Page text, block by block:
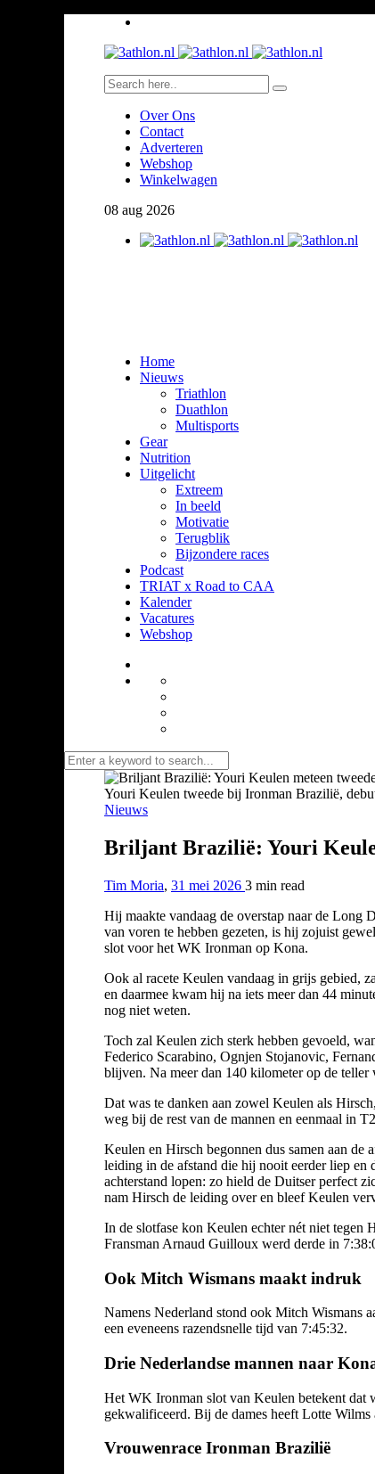
Over Ons
Contact
Adverteren
Webshop
Winkelwagen
08 aug 2026
Home
Nieuws
Triathlon
Duathlon
Multisports
Gear
Nutrition
Uitgelicht
Extreem
In beeld
Motivatie
Terugblik
Bijzondere races
Podcast
TRIAT x Road to CAA
Kalender
Vacatures
Webshop
Youri Keulen tweede bij Ironman Brazilië,
Nieuws
Briljant Brazilië: Youri
Tim Moria, 31 mei 2026 3 min read
Hij maakte vandaag de overstap naar de Long
van voren te hebben gezeten, is hij zojuist
slot voor het WK Ironman op Kona.
Ook al racete Keulen vandaag in grijs gebied,
en daarmee kwam hij na iets meer dan 44
nog niet weten.
Toch zal Keulen zich sterk hebben gevoeld,
Federico Scarabino, Ognjen Stojanovic,
blijven. Na meer dan 140 kilometer op de teller
Dat was te danken aan zowel Keulen als
weg bij de rest van de mannen en eenmaal in
Keulen en Hirsch begonnen dus samen aan
leiding in de afstand die hij nooit eerder liep
achterstand lopen: zo hield de Duitser perfect
nam Hirsch de leiding over en bleef Keulen
In de slotfase kon Keulen echter nét niet tegen
Fransman Arnaud Guilloux werd derde in
Ook Mitch Wismans maakt indruk
Namens Nederland stond ook Mitch Wismans
een eveneens razendsnelle tijd van 7:45:32.
Drie Nederlandse mannen naar
Het WK Ironman slot van Keulen betekent dat
gekwalificeerd. Bij de dames heeft Lotte Wilms
Vrouwenrace Ironman Brazilië